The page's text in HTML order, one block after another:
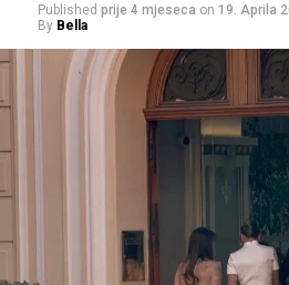
Published prije 4 mjeseca on 19. Aprila
By Bella